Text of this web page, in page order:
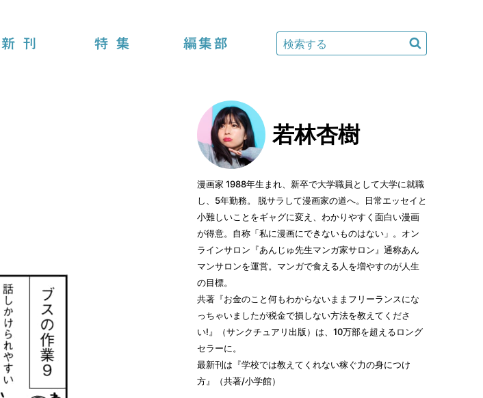
若林杏樹
漫画家 1988年生まれ、新卒で大学職員として大学に就職
し、5年勤務。 脱サラして漫画家の道へ。日常エッセイと
小難しいことをギャグに変え、わかりやすく面白い漫画
が得意。自称「私に漫画にできないものはない」。オン
ラインサロン『あんじゅ先生マンガ家サロン』通称あん
マンサロンを運営。マンガで食える人を増やすのが人生
の目標。
共著『お金のこと何もわからないままフリーランスにな
っちゃいましたが税金で損しない方法を教えてくださ
い!』（サンクチュアリ出版）は、10万部を超えるロング
セラーに。
最新刊は『学校では教えてくれない稼ぐ力の身につけ
方』（共著/小学館）